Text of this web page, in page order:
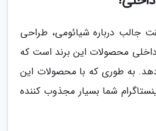
مورد از 10 حقیقت جالب درباره شیائومی، طراحی
محصولات این برند است که
دهد. به طوری که با محصولات این
شما بسیار مجذوب کننده